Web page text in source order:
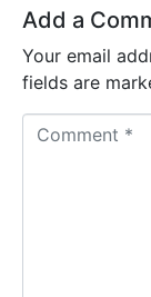
Add a
Your email
fields are